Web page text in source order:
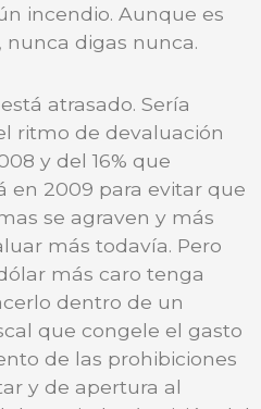
incendio. Aunque es
nunca digas nunca.
atrasado. Sería
ritmo de devaluación
y del 16% que
en 2009 para evitar que
se agraven y más
más todavía. Pero
más caro tenga
dentro de un
que congele el gasto
de las prohibiciones
y de apertura al